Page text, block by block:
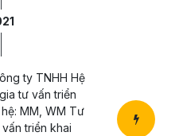
ty TNHH Hệ
tư vấn triển
MM, WM Tư
triển khai